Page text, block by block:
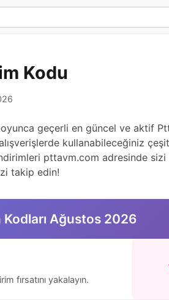
Kodu
geçerli en güncel ve aktif
kullanabileceğiniz
pttavm.com adresinde
takip edin!
Ağustos 2026
fırsatını yakalayın.